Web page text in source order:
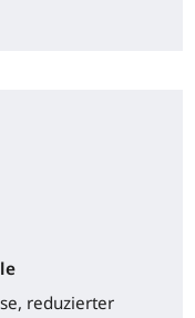
reduzierter